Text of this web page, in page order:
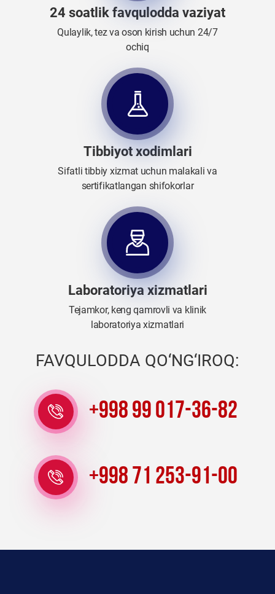
24 soatlik favqulodda vaziyat
Qulaylik, tez va oson kirish uchun 24/7
ochiq
Tibbiyot xodimlari
Sifatli tibbiy xizmat uchun malakali va
sertifikatlangan shifokorlar
Laboratoriya xizmatlari
Tejamkor, keng qamrovli va klinik
laboratoriya xizmatlari
FAVQULODDA QO‘NG‘IROQ:
+998 99 017-36-82
+998 71 253-91-00